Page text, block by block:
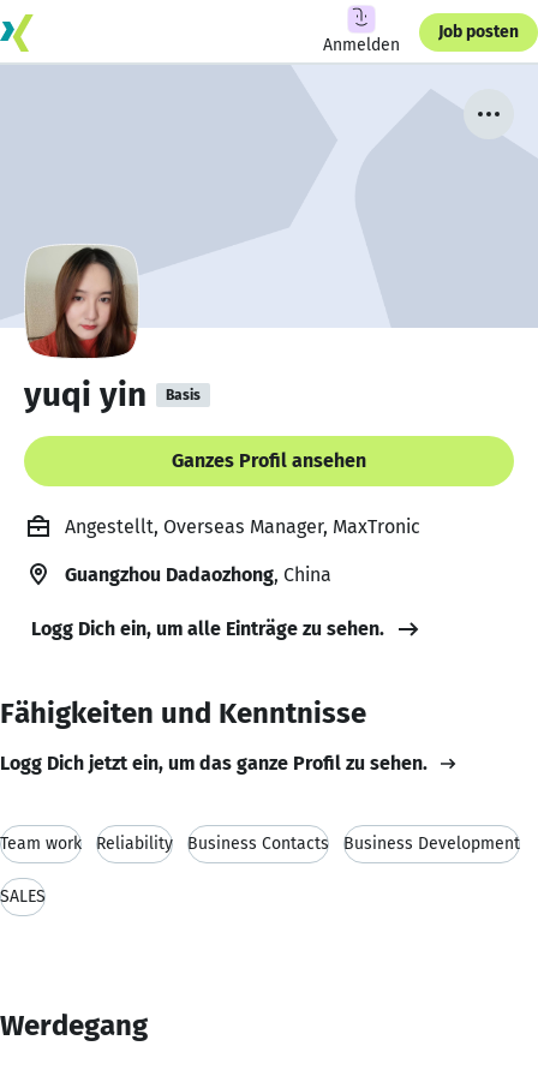
Anmelden
Job posten
yuqi yin Basis
Ganzes Profil ansehen
Angestellt, Overseas Manager, MaxTronic
Guangzhou Dadaozhong, China
Logg Dich ein, um alle Einträge zu sehen.
Fähigkeiten und Kenntnisse
Logg Dich jetzt ein, um das ganze Profil zu sehen.
Team work Reliability Business Contacts Business Development
SALES
Werdegang